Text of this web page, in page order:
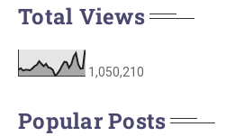
Total Views
1,050,210
Popular Posts